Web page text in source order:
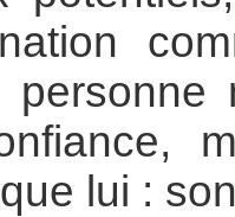
lui :